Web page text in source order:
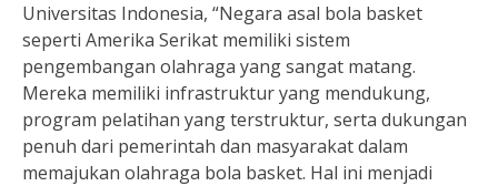
Universitas Indonesia, “Negara asal bola basket
seperti Amerika Serikat memiliki sistem
pengembangan olahraga yang sangat matang.
Mereka memiliki infrastruktur yang mendukung,
program pelatihan yang terstruktur, serta dukungan
penuh dari pemerintah dan masyarakat dalam
memajukan olahraga bola basket. Hal ini menjadi